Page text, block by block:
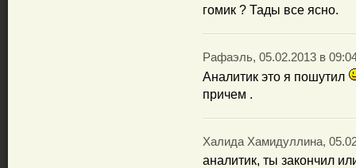
гомик ? Тады все ясно.
Рафаэль, 05.02.2013 в
Аналитик это я пошутил
причем .
Халида Хамидуллина,
аналитик, ты закончил